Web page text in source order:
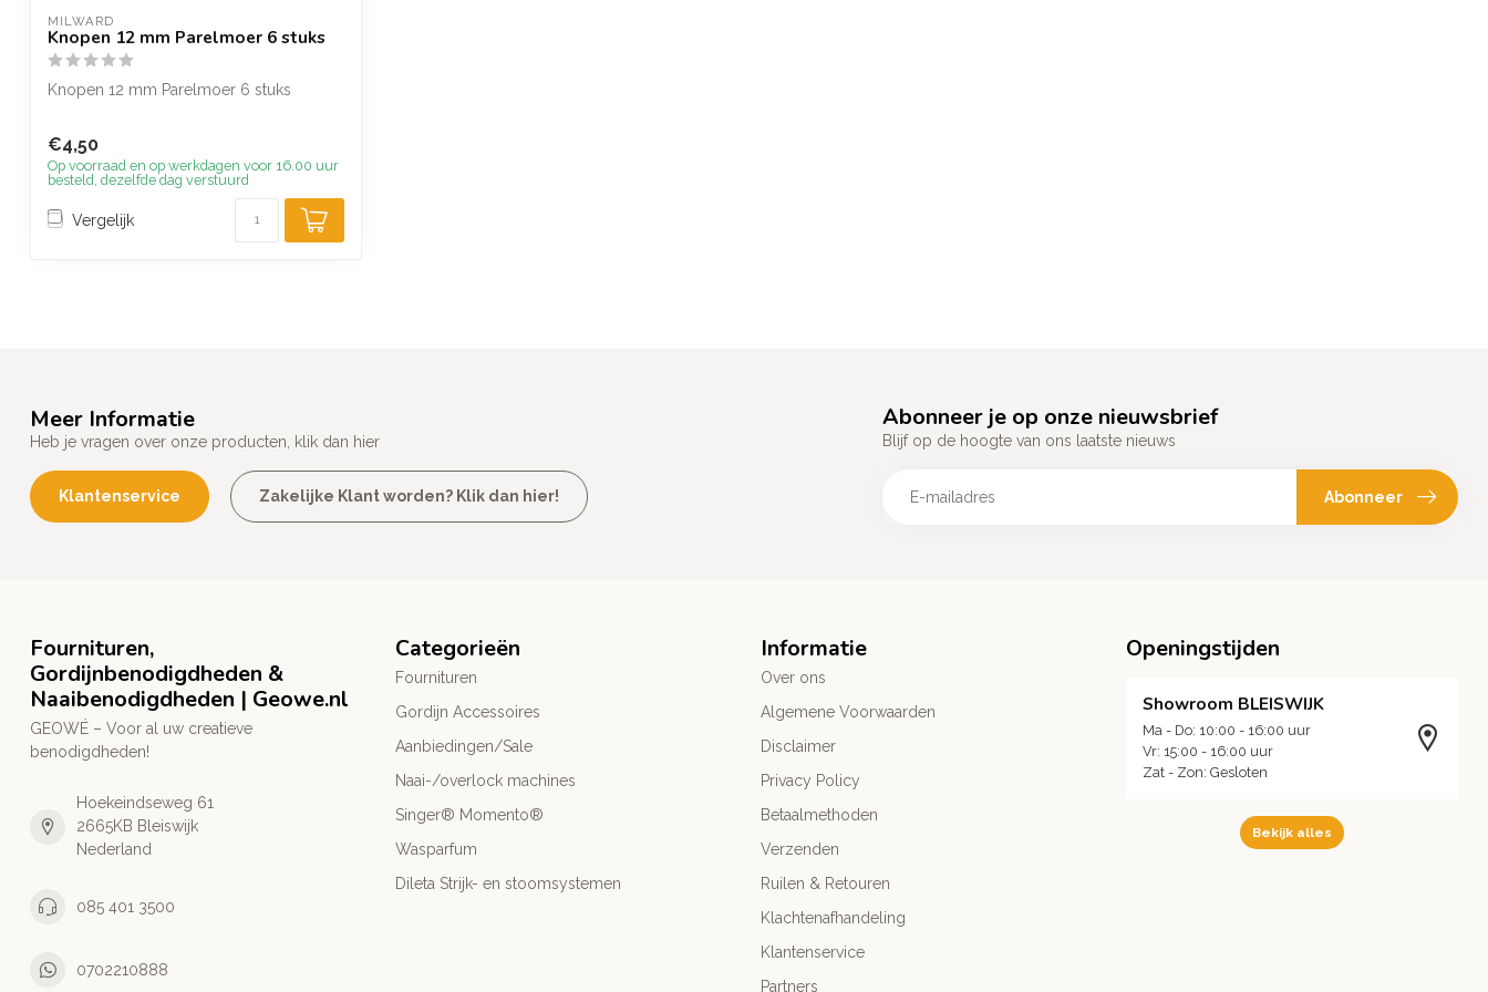
MILWARD
Knopen 12 mm Parelmoer 6 stuks
Knopen 12 mm Parelmoer 6 stuks
€4,50
Op voorraad en op werkdagen voor 16.00 uur
besteld, dezelfde dag verstuurd
Vergelijk
Meer Informatie
Heb je vragen over onze producten, klik dan hier
Klantenservice Zakelijke Klant worden? Klik dan hier!
Abonneer je op onze nieuwsbrief
Blijf op de hoogte van ons laatste nieuws
Abonneer
Fournituren,
Gordijnbenodigdheden &
Naaibenodigdheden | Geowe.nl
GEOWÉ – Voor al uw creatieve
benodigdheden!
Hoekeindseweg 61
2665KB Bleiswijk
Nederland
085 401 3500
0702210888
Categorieën
Fournituren
Gordijn Accessoires
Aanbiedingen/Sale
Naai-/overlock machines
Singer® Momento®
Wasparfum
Dileta Strijk- en stoomsystemen
Informatie
Over ons
Algemene Voorwaarden
Disclaimer
Privacy Policy
Betaalmethoden
Verzenden
Ruilen & Retouren
Klachtenafhandeling
Klantenservice
Partners
Openingstijden
Showroom BLEISWIJK
Ma - Do: 10:00 - 16:00 uur
Vr: 15:00 - 16:00 uur
Zat - Zon: Gesloten
Bekijk alles